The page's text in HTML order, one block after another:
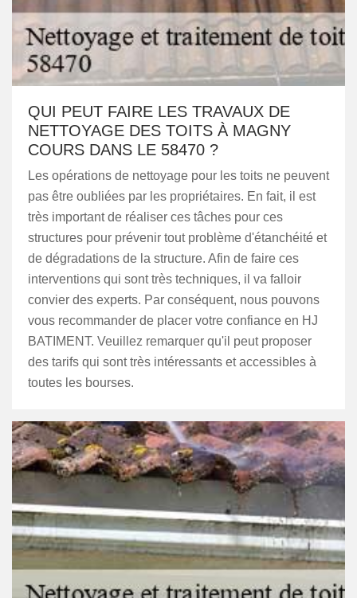
QUI PEUT FAIRE LES TRAVAUX DE
NETTOYAGE DES TOITS À MAGNY
COURS DANS LE 58470 ?
Les opérations de nettoyage pour les toits ne peuvent
pas être oubliées par les propriétaires. En fait, il est
très important de réaliser ces tâches pour ces
structures pour prévenir tout problème d'étanchéité et
de dégradations de la structure. Afin de faire ces
interventions qui sont très techniques, il va falloir
convier des experts. Par conséquent, nous pouvons
vous recommander de placer votre confiance en HJ
BATIMENT. Veuillez remarquer qu'il peut proposer
des tarifs qui sont très intéressants et accessibles à
toutes les bourses.